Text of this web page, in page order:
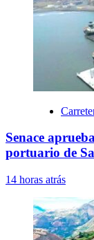
Senace
portuario de
14 horas atrás